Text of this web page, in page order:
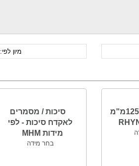
מיון לפי:
ניירות לטש 125מ"מ
סיכות / מסמרים
לאקדח סיכות - לפי
מידות MHM
בחר מידה